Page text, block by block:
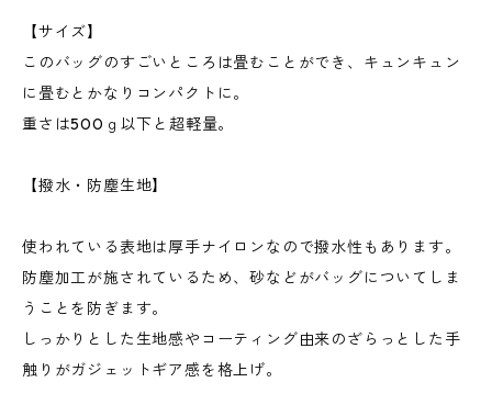
【サイズ】
このバッグのすごいところは畳むことができ、キュンキュン
に畳むとかなりコンパクトに。
重さは500ｇ以下と超軽量。
【撥水・防塵生地】
使われている表地は厚手ナイロンなので撥水性もあります。
防塵加工が施されているため、砂などがバッグについてしま
うことを防ぎます。
しっかりとした生地感やコーティング由来のざらっとした手
触りがガジェットギア感を格上げ。